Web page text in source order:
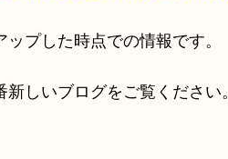
プした時点での情報です。
しいブログをご覧ください。